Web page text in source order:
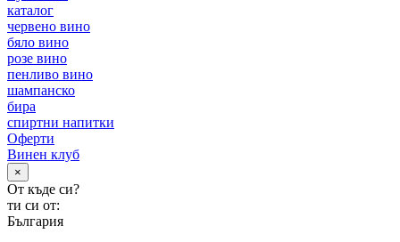
каталог
червено вино
бяло вино
розе вино
пенливо вино
шампанско
бира
спиртни напитки
Оферти
Винен клуб
×
От къде си?
ти си от:
България